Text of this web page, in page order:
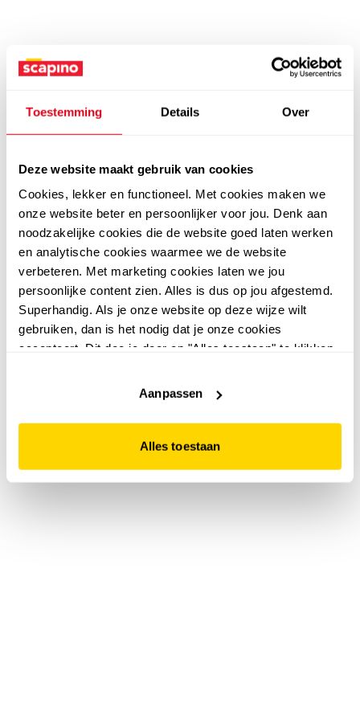
Toestemming Details Over
Deze website maakt gebruik van cookies
Cookies, lekker en functioneel. Met cookies maken we
onze website beter en persoonlijker voor jou. Denk aan
noodzakelijke cookies die de website goed laten werken
en analytische cookies waarmee we de website
verbeteren. Met marketing cookies laten we jou
persoonlijke content zien. Alles is dus op jou afgestemd.
Superhandig. Als je onze website op deze wijze wilt
gebruiken, dan is het nodig dat je onze cookies
accepteert. Dit doe je door op "Alles toestaan" te klikken.
website niet optimaal functioneert.
Aanpassen
Alles toestaan